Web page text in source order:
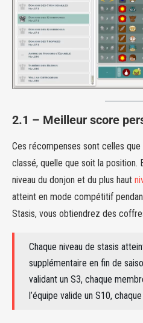
2.1 – Meilleur score
Ces récompenses sont celles
classé, quelle que soit la position.
niveau du donjon et du plus haut
atteint en mode compétitif
Stasis, vous obtiendrez des
Chaque niveau de stasis
supplémentaire en fin de
validant un S3, chaque
l’équipe valide un S10,